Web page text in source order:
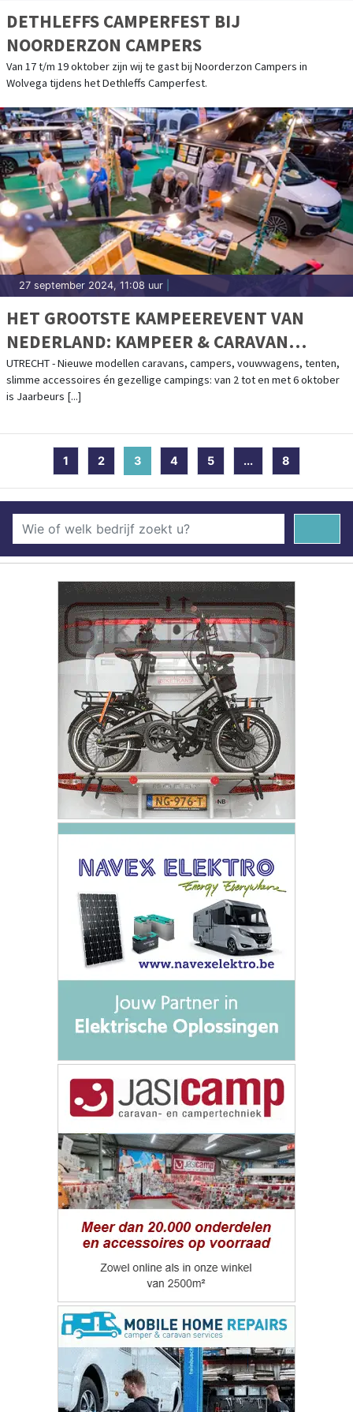
DETHLEFFS CAMPERFEST BIJ
NOORDERZON CAMPERS
Van 17 t/m 19 oktober zijn wij te gast bij Noorderzon Campers in
Wolvega tijdens het Dethleffs Camperfest.
27 september 2024, 11:08 uur
HET GROOTSTE KAMPEEREVENT VAN
NEDERLAND: KAMPEER & CARAVAN
JAARBEURS
UTRECHT - Nieuwe modellen caravans, campers, vouwwagens, tenten,
slimme accessoires én gezellige campings: van 2 tot en met 6 oktober
is Jaarbeurs [...]
1 2 3 (current)
4 5 ... 8